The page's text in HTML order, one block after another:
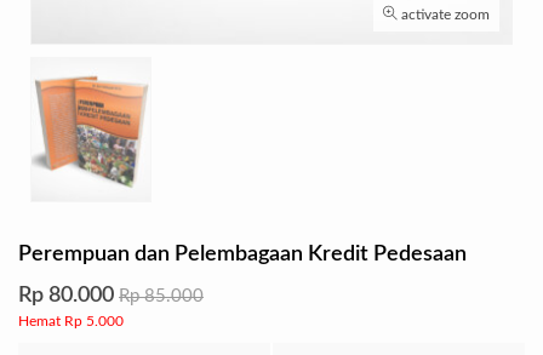
activate zoom
Perempuan dan Pelembagaan Kredit Pedesaan
Rp 80.000 Rp 85.000
Hemat Rp 5.000